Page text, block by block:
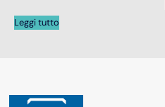
Leggi tutto